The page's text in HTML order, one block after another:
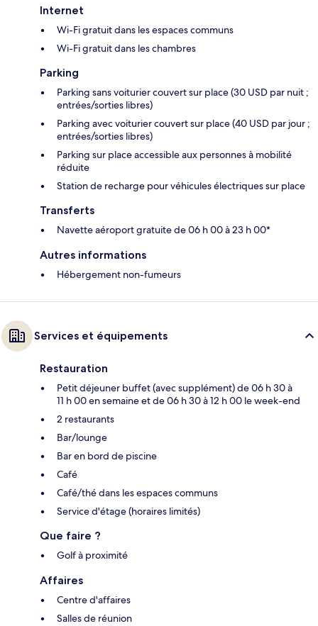
Internet
Wi-Fi gratuit dans les espaces communs
Wi-Fi gratuit dans les chambres
Parking
Parking sans voiturier couvert sur place (30 USD par nuit ;
entrées/sorties libres)
Parking avec voiturier couvert sur place (40 USD par jour ;
entrées/sorties libres)
Parking sur place accessible aux personnes à mobilité
réduite
Station de recharge pour véhicules électriques sur place
Transferts
Navette aéroport gratuite de 06 h 00 à 23 h 00*
Autres informations
Hébergement non-fumeurs
Services et équipements
Restauration
Petit déjeuner buffet (avec supplément) de 06 h 30 à
11 h 00 en semaine et de 06 h 30 à 12 h 00 le week-end
2 restaurants
Bar/lounge
Bar en bord de piscine
Café
Café/thé dans les espaces communs
Service d'étage (horaires limités)
Que faire ?
Golf à proximité
Affaires
Centre d'affaires
Salles de réunion